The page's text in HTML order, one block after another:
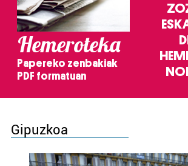
Hemeroteka
Papereko zenbakiak
PDF formatuan
Gipuzkoa